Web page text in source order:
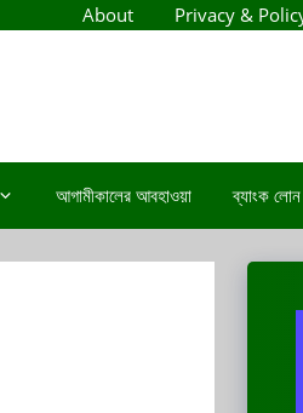
About Privacy &
আগামীকালের আবহাওয়া ব্যাংক লোন